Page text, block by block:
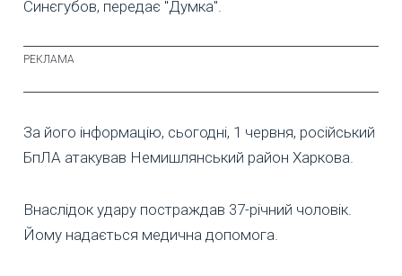
Синєгубов, передає "Думка".
За його інформацію, сьогодні, 1 червня, російський
БпЛА атакував Немишлянський район Харкова.
Внаслідок удару постраждав 37-річний чоловік.
Йому надається медична допомога.